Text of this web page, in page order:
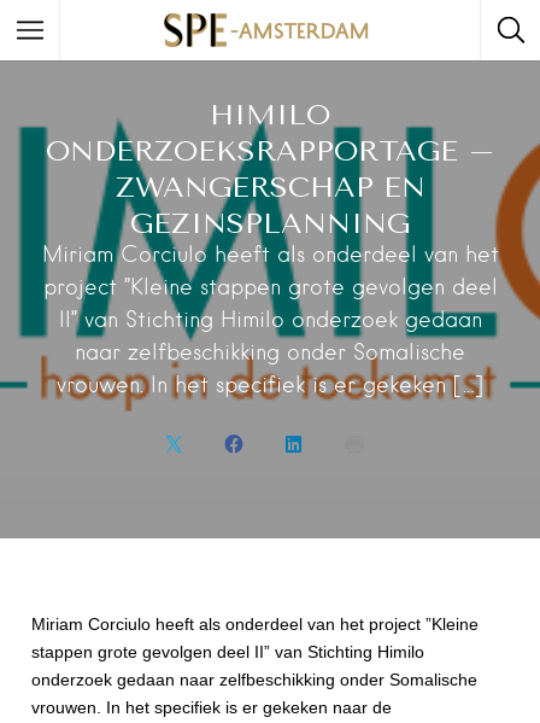
HIMILO
ONDERZOEKSRAPPORTAGE –
ZWANGERSCHAP EN
GEZINSPLANNING
Miriam Corciulo heeft als onderdeel van het
project ”Kleine stappen grote gevolgen deel
II” van Stichting Himilo onderzoek gedaan
naar zelfbeschikking onder Somalische
vrouwen. In het specifiek is er gekeken […]
Miriam Corciulo heeft als onderdeel van het project ”Kleine
stappen grote gevolgen deel II” van Stichting Himilo
onderzoek gedaan naar zelfbeschikking onder Somalische
vrouwen. In het specifiek is er gekeken naar de